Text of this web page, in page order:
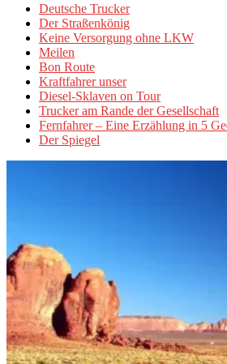
Deutsche Trucker
Der Straßenkönig
Keine Versorgung ohne LKW
Meilen
Bon Route
Kraftfahrer unser
Diesel-Sklaven on Tour
Trucker am Rande der Gesellschaft
Fernfahrer – Eine Erzählung in 5
Der Spiegel